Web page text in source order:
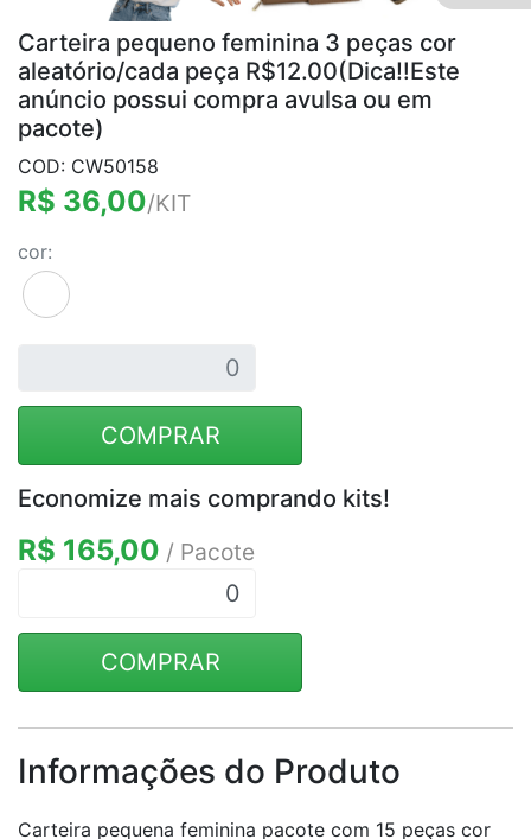
Carteira pequeno feminina 3 peças cor
aleatório/cada peça R$12.00(Dica‼️Este
anúncio possui compra avulsa ou em
pacote)
COD: CW50158
R$ 36,00/KIT
cor:
COMPRAR
Economize mais comprando kits!
R$ 165,00 / Pacote
0
COMPRAR
Informações do Produto
Carteira pequena feminina pacote com 15 peças cor